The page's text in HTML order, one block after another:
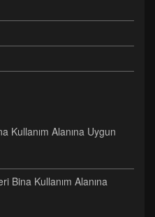
Kullanım Alanına Uygun
Bina Kullanım Alanına